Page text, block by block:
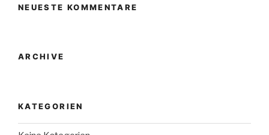
NEUESTE KOMMENTARE
ARCHIVE
KATEGORIEN